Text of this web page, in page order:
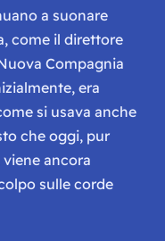
a suonare
come il direttore
Compagnia
era
si usava anche
che oggi, pur
ancora
sulle corde